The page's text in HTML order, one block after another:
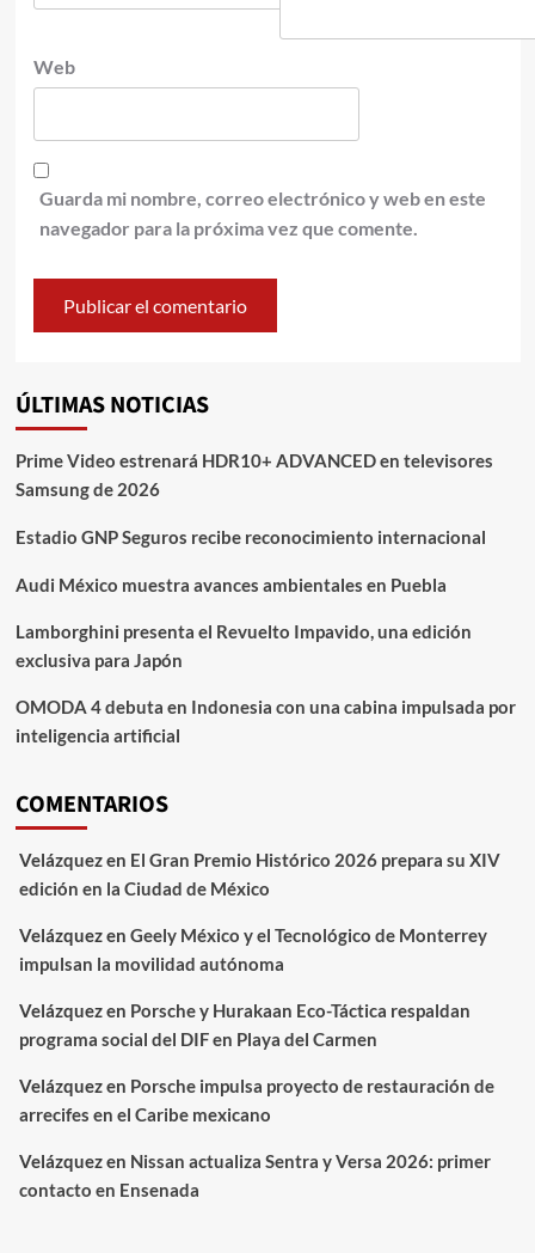
Web
Guarda mi nombre, correo electrónico y web en este
navegador para la próxima vez que comente.
ÚLTIMAS NOTICIAS
Prime Video estrenará HDR10+ ADVANCED en televisores
Samsung de 2026
Estadio GNP Seguros recibe reconocimiento internacional
Audi México muestra avances ambientales en Puebla
Lamborghini presenta el Revuelto Impavido, una edición
exclusiva para Japón
OMODA 4 debuta en Indonesia con una cabina impulsada por
inteligencia artificial
COMENTARIOS
Velázquezen El Gran Premio Histórico 2026 prepara su XIV
edición en la Ciudad de México
Velázquezen Geely México y el Tecnológico de Monterrey
impulsan la movilidad autónoma
Velázquezen Porsche y Hurakaan Eco-Táctica respaldan
programa social del DIF en Playa del Carmen
Velázquezen Porsche impulsa proyecto de restauración de
arrecifes en el Caribe mexicano
Velázquezen Nissan actualiza Sentra y Versa 2026: primer
contacto en Ensenada